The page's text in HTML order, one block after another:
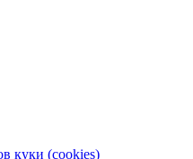
куки (cookies)